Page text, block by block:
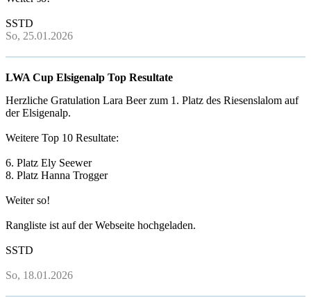
SSTD
So, 25.01.2026
LWA Cup Elsigenalp Top Resultate
Herzliche Gratulation Lara Beer zum 1. Platz des Riesenslalom auf
der Elsigenalp.
Weitere Top 10 Resultate:
6. Platz Ely Seewer
8. Platz Hanna Trogger
Weiter so!
Rangliste ist auf der Webseite hochgeladen.
SSTD
So, 18.01.2026